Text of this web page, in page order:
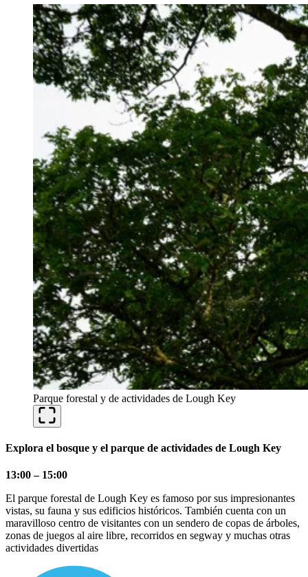
Parque forestal y de actividades de Lough Key
Explora el bosque y el parque de actividades de Lough Key
13:00 – 15:00
El parque forestal de Lough Key es famoso por sus impresionantes
vistas, su fauna y sus edificios históricos. También cuenta con un
maravilloso centro de visitantes con un sendero de copas de árboles,
zonas de juegos al aire libre, recorridos en segway y muchas otras
actividades divertidas